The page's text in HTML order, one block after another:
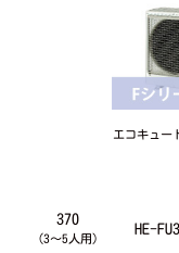
エコキュー
370
（3～5人用）
HE-